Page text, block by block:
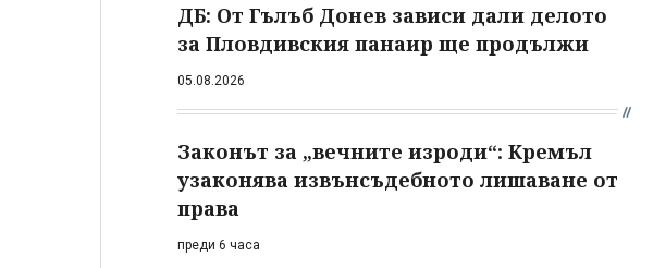
ДБ: От Гълъб Донев зависи дали делото
за Пловдивския панаир ще продължи
05.08.2026
Законът за „вечните изроди“: Кремъл
узаконява извънсъдебното лишаване от
права
преди 6 часа